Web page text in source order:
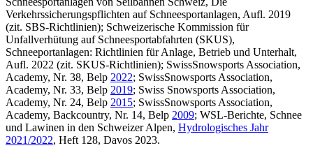
Verkehrssicherungspflichten auf Schneesportanlagen, Aufl. 2019
(zit. SBS-Richtlinien); Schweizerische Kommission für
Unfallverhütung auf Schneesportabfahrten (SKUS),
Schneeportanlagen: Richtlinien für Anlage, Betrieb und Unterhalt,
Aufl. 2022 (zit. SKUS-Richtlinien); SwissSnowsports Association,
Academy, Nr. 38, Belp 2022; SwissSnowsports Association,
Academy, Nr. 33, Belp 2019; Swiss Snowsports Association,
Academy, Nr. 24, Belp 2015; SwissSnowsports Association,
Academy, Backcountry, Nr. 14, Belp 2009; WSL-Berichte, Schnee
und Lawinen in den Schweizer Alpen, Hydrologisches Jahr
2021/2022, Heft 128, Davos 2023.